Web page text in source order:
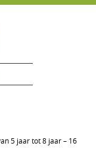
5 jaar tot 8 jaar – 16